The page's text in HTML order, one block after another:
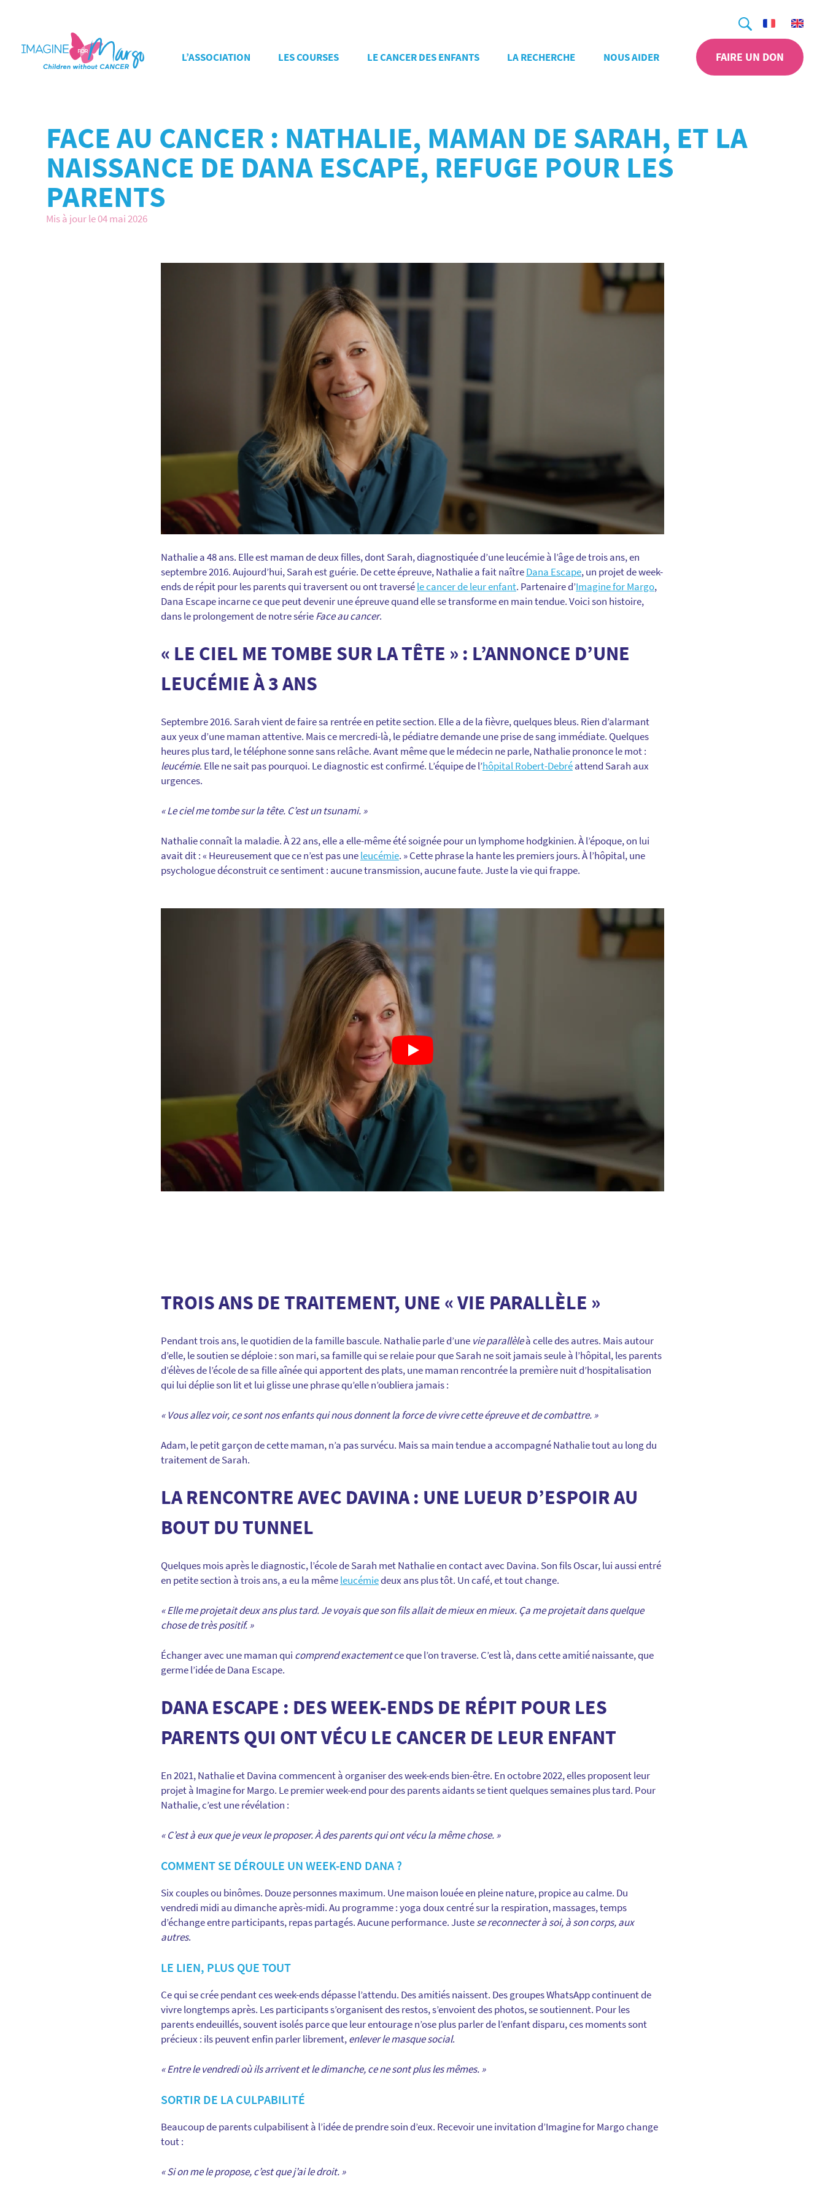
Recherche
L’ASSOCIATION LES COURSES LE CANCER DES ENFANTS LA RECHERCHE NOUS AIDER FAIRE UN DON
FACE AU CANCER : NATHALIE, MAMAN DE SARAH, ET LA
NAISSANCE DE DANA ESCAPE, REFUGE POUR LES
PARENTS
Mis à jour le 04 mai 2026
Nathalie a 48 ans. Elle est maman de deux filles, dont Sarah, diagnostiquée d’une leucémie à l’âge de trois ans, en
septembre 2016. Aujourd’hui, Sarah est guérie. De cette épreuve, Nathalie a fait naîtreDana Escape, un projet de week-
ends de répit pour les parents qui traversent ou ont traverséle cancer de leur enfant. Partenaire d’Imagine for Margo,
Dana Escape incarne ce que peut devenir une épreuve quand elle se transforme en main tendue. Voici son histoire,
dans le prolongement de notre sérieFace au cancer.
« LE CIEL ME TOMBE SUR LA TÊTE » : L’ANNONCE D’UNE
LEUCÉMIE À 3 ANS
Septembre 2016. Sarah vient de faire sa rentrée en petite section. Elle a de la fièvre, quelques bleus. Rien d’alarmant
aux yeux d’une maman attentive. Mais ce mercredi-là, le pédiatre demande une prise de sang immédiate. Quelques
heures plus tard, le téléphone sonne sans relâche. Avant même que le médecin ne parle, Nathalie prononce le mot :
leucémie. Elle ne sait pas pourquoi. Le diagnostic est confirmé. L’équipe de l’hôpital Robert-Debréattend Sarah aux
urgences.
« Le ciel me tombe sur la tête. C’est un tsunami. »
Nathalie connaît la maladie. À 22 ans, elle a elle-même été soignée pour un lymphome hodgkinien. À l’époque, on lui
avait dit : « Heureusement que ce n’est pas uneleucémie. » Cette phrase la hante les premiers jours. À l’hôpital, une
psychologue déconstruit ce sentiment : aucune transmission, aucune faute. Juste la vie qui frappe.
TROIS ANS DE TRAITEMENT, UNE « VIE PARALLÈLE »
Pendant trois ans, le quotidien de la famille bascule. Nathalie parle d’une vie parallèleà celle des autres. Mais autour
d’elle, le soutien se déploie : son mari, sa famille qui se relaie pour que Sarah ne soit jamais seule à l’hôpital, les parents
d’élèves de l’école de sa fille aînée qui apportent des plats, une maman rencontrée la première nuit d’hospitalisation
qui lui déplie son lit et lui glisse une phrase qu’elle n’oubliera jamais :
« Vous allez voir, ce sont nos enfants qui nous donnent la force de vivre cette épreuve et de combattre. »
Adam, le petit garçon de cette maman, n’a pas survécu. Mais sa main tendue a accompagné Nathalie tout au long du
traitement de Sarah.
LA RENCONTRE AVEC DAVINA : UNE LUEUR D’ESPOIR AU
BOUT DU TUNNEL
Quelques mois après le diagnostic, l’école de Sarah met Nathalie en contact avec Davina. Son fils Oscar, lui aussi entré
en petite section à trois ans, a eu la mêmeleucémiedeux ans plus tôt. Un café, et tout change.
« Elle me projetait deux ans plus tard. Je voyais que son fils allait de mieux en mieux. Ça me projetait dans quelque
chose de très positif. »
Échanger avec une maman qui comprend exactementce que l’on traverse. C’est là, dans cette amitié naissante, que
germe l’idée de Dana Escape.
DANA ESCAPE : DES WEEK-ENDS DE RÉPIT POUR LES
PARENTS QUI ONT VÉCU LE CANCER DE LEUR ENFANT
En 2021, Nathalie et Davina commencent à organiser des week-ends bien-être. En octobre 2022, elles proposent leur
projet à Imagine for Margo. Le premier week-end pour des parents aidants se tient quelques semaines plus tard. Pour
Nathalie, c’est une révélation :
« C’est à eux que je veux le proposer. À des parents qui ont vécu la même chose. »
COMMENT SE DÉROULE UN WEEK-END DANA ?
Six couples ou binômes. Douze personnes maximum. Une maison louée en pleine nature, propice au calme. Du
vendredi midi au dimanche après-midi. Au programme : yoga doux centré sur la respiration, massages, temps
d’échange entre participants, repas partagés. Aucune performance. Justese reconnecter à soi, à son corps, aux
autres.
LE LIEN, PLUS QUE TOUT
Ce qui se crée pendant ces week-ends dépasse l’attendu. Des amitiés naissent. Des groupes WhatsApp continuent de
vivre longtemps après. Les participants s’organisent des restos, s’envoient des photos, se soutiennent. Pour les
parents endeuillés, souvent isolés parce que leur entourage n’ose plus parler de l’enfant disparu, ces moments sont
précieux : ils peuvent enfin parler librement,enlever le masque social.
« Entre le vendredi où ils arrivent et le dimanche, ce ne sont plus les mêmes. »
SORTIR DE LA CULPABILITÉ
Beaucoup de parents culpabilisent à l’idée de prendre soin d’eux. Recevoir une invitation d’Imagine for Margo change
tout :
« Si on me le propose, c’est que j’ai le droit. »